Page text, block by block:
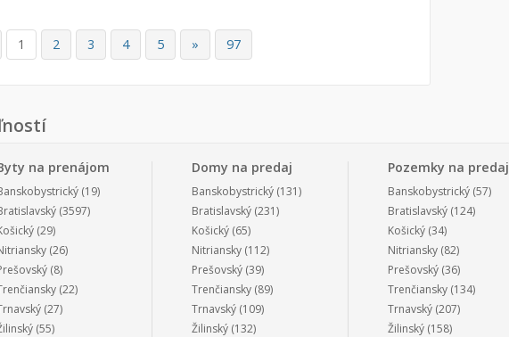
1 2 3 4 5 » 97
na prenájom
(19)
(3597)
(29)
(26)
(8)
(22)
(27)
(55)
Domy na predaj
Banskobystrický (131)
Bratislavský (231)
Košický (65)
Nitriansky (112)
Prešovský (39)
Trenčiansky (89)
Trnavský (109)
Žilinský (132)
Pozemky na predaj
Banskobystrický(57)
Bratislavský(124)
Košický(34)
Nitriansky(82)
Prešovský(36)
Trenčiansky(134)
Trnavský(207)
Žilinský(158)